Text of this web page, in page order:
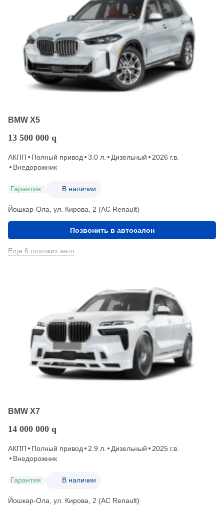
BMW X5
13 500 000 q
АКПП Полный привод 3.0 л. Дизельный
2026 г.в.
Внедорожник
Гарантия В наличии
Йошкар-Ола, ул. Кирова, 2 (АС Renault)
Позвонить в автосалон
Еще 6 похожих авто
BMW X7
14 000 000 q
АКПП Полный привод 2.9 л. Дизельный
2025 г.в.
Внедорожник
Гарантия В наличии
Йошкар-Ола, ул. Кирова, 2 (АС Renault)